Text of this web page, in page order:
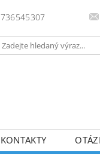
736545307
KONTAKTY